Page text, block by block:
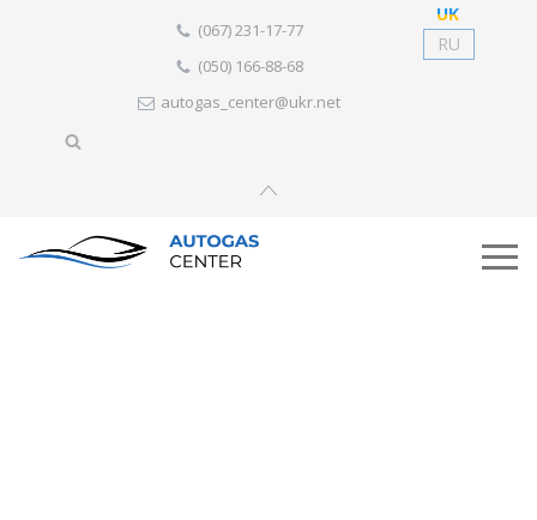
(067) 231-17-77
(050) 166-88-68
autogas_center@ukr.net
UK
RU